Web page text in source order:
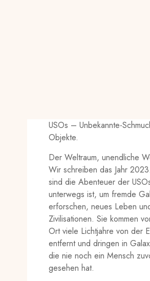
USOs – Unbekannte-
Objekte.
Der Weltraum, unendliche
Wir schreiben das Jahr
sind die Abenteuer der
unterwegs ist, um fremde
erforschen, neues Leben
Zivilisationen. Sie kommen
Ort viele Lichtjahre von der
entfernt und dringen in
die nie noch ein Mensch
gesehen hat.